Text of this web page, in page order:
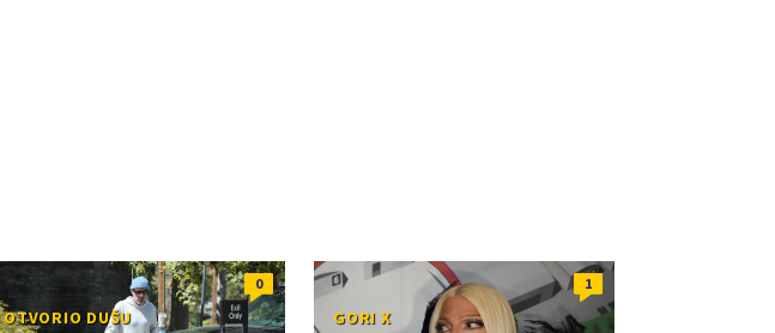
0
OTVORIO DUŠU
1
GORI X